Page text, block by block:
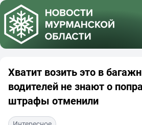
Хватит возить это в
водителей не знают о
штрафы отменили